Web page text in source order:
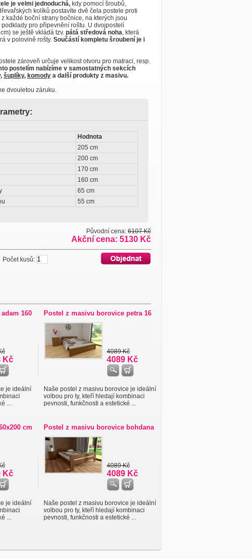
je velmi jednoduchá, kdy pomocí šroubů,
kolíků postavíte dvě čela postele proti
každé boční strany bočnice, na kterých jsou
pro připevnění roštu. U dvojpostelí
se ještě vkládá tzv. pátá středová noha, která
v polovině rošty. Součástí kompletu šroubení je i
zároveň určuje velikost otvoru pro matraci, resp.
postelím nabízíme v samostatných sekcích
, šuplíky, komody a další produkty z masivu.
dvouletou záruku.
Hodnota
205 cm
200 cm
170 cm
160 cm
65 cm
55 cm
Původní cena: 6107 Kč
Akční cena: 5130 Kč
kusů:
160
Kč
je ideální
...
Postel z masivu borovice petra 16
4089 Kč
4089 Kč
Naše postel z masivu borovice je ideální
volbou pro ty, kteří hledají kombinaci
pevnosti, funkčnosti a estetické ...
cm
Kč
je ideální
...
Postel z masivu borovice bohdana
4089 Kč
4089 Kč
Naše postel z masivu borovice je ideální
volbou pro ty, kteří hledají kombinaci
pevnosti, funkčnosti a estetické ...